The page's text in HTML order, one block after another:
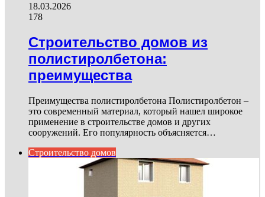
18.03.2026
178
Строительство домов из
полистиролбетона:
преимущества
Преимущества полистиролбетона Полистиролбетон –
это современный материал, который нашел широкое
применение в строительстве домов и других
сооружений. Его популярность объясняется…
Строительство домов